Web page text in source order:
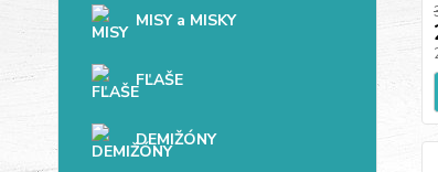
MISY a MISKY
FĽAŠE
DEMIŽÓNY